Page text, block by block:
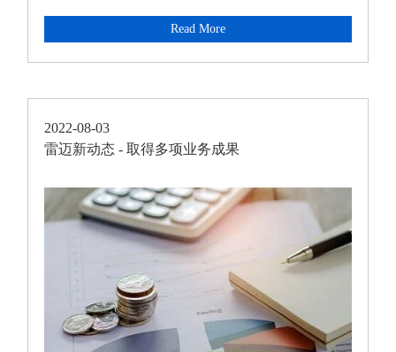
2018年的中国税收居民身份证明，使其享受税收协定待
Read More
2022-08-03
雷迈新动态 - 取得多项业务成果